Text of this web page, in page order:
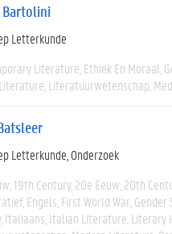
Bartolini
Letterkunde
Literature Ethiek En Moraal
Literatuurwetenschap
Letterkunde Onderzoek
19th Century 20e Eeuw 20th
Engels First World War Gender
Italiaans Italian Literature Literary